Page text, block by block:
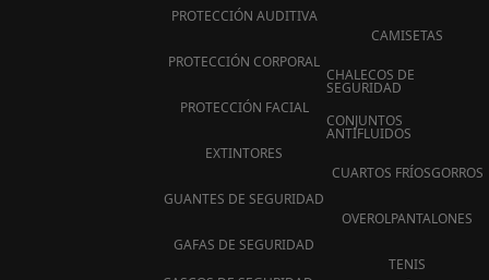
PROTECCIÓN AUDITIVA
PROTECCIÓN CORPORAL
PROTECCIÓN FACIAL
EXTINTORES
GUANTES DE SEGURIDAD
GAFAS DE SEGURIDAD
CAMISETAS
CHALECOS DE
SEGURIDAD
CONJUNTOS
ANTIFLUIDOS
CUARTOS FRÍOSGORROS
OVEROLPANTALONES
TENIS